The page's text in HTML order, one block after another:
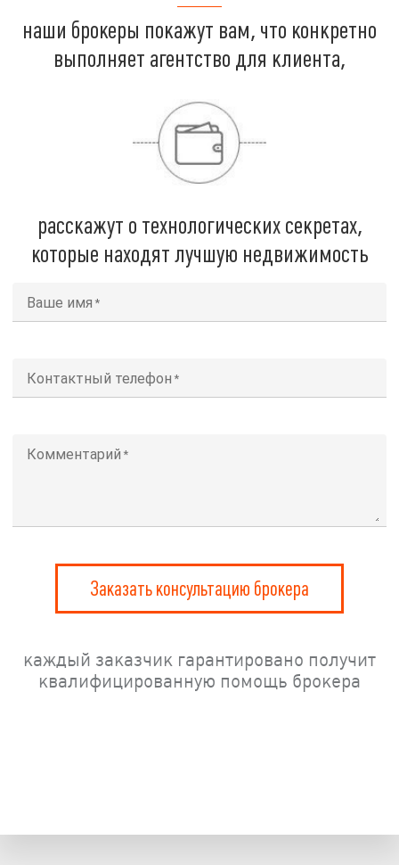
наши брокеры покажут вам, что конкретно
выполняет агентство для клиента,
расскажут о технологических секретах,
которые находят лучшую недвижимость
Ваше имя
Контактный телефон
Комментарий
Заказать консультацию брокера
каждый заказчик гарантировано получит
квалифицированную помощь брокера